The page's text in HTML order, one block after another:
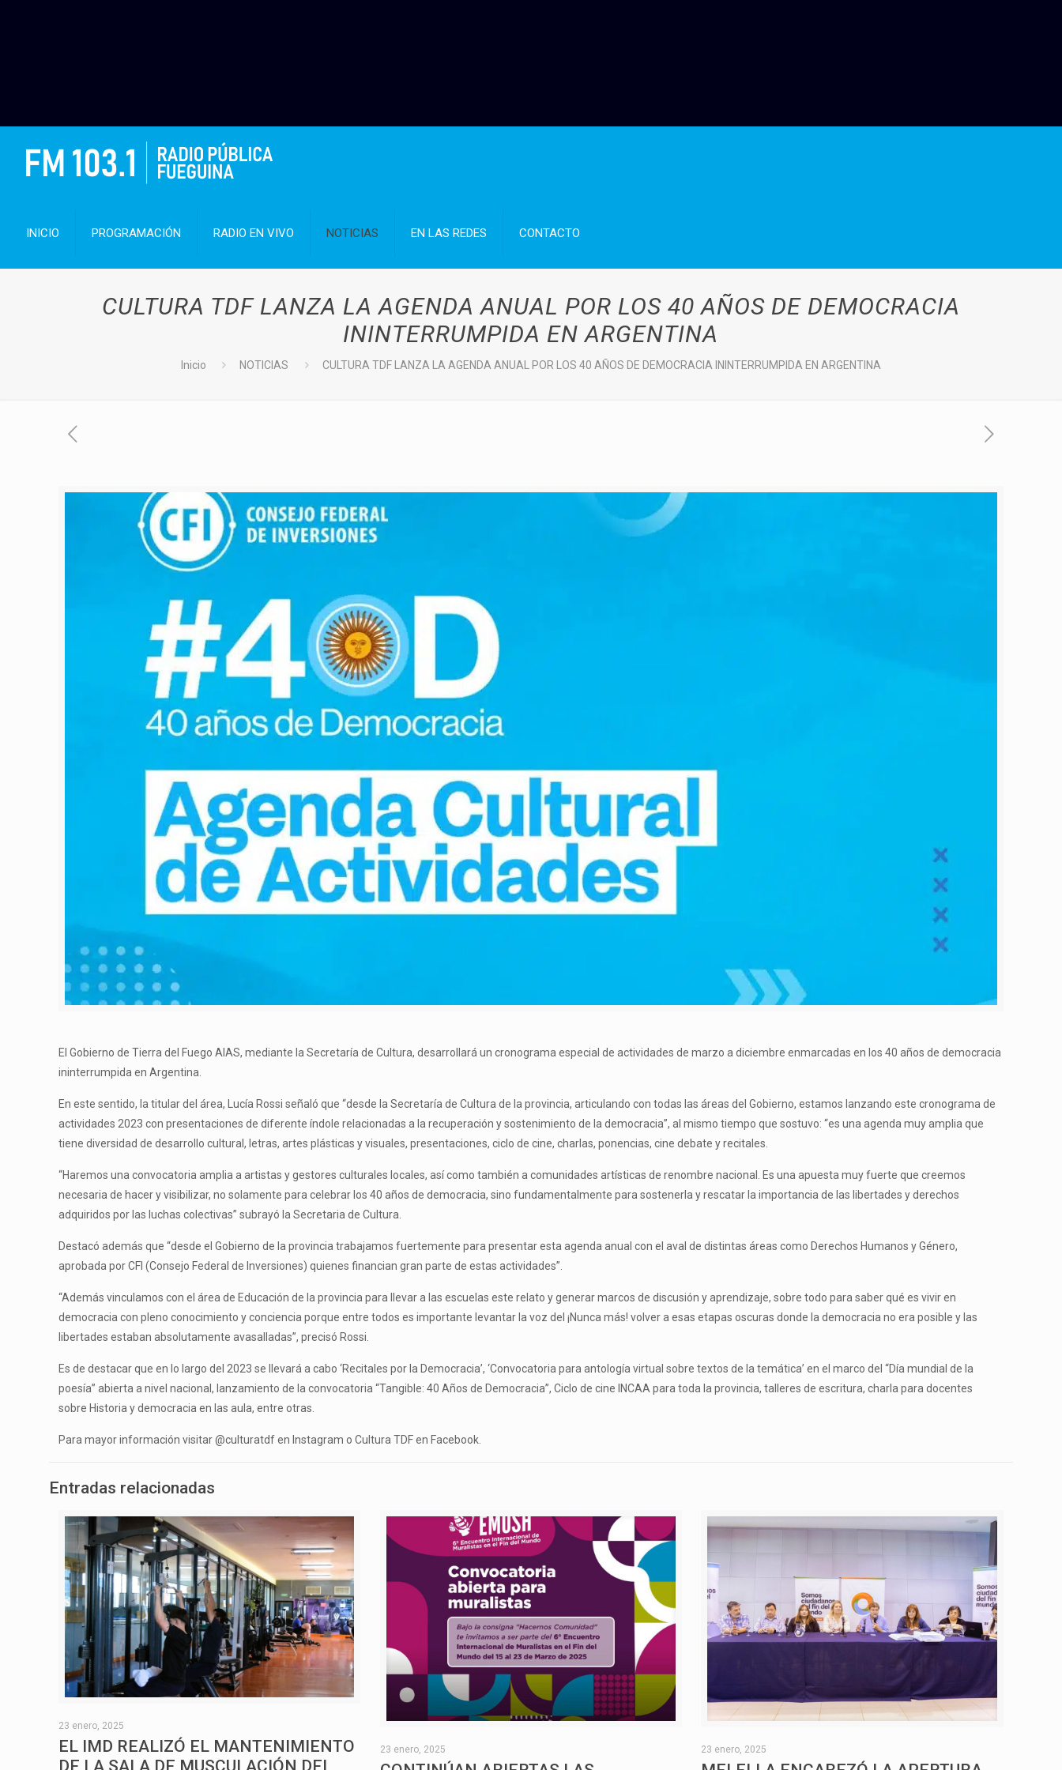
INICIO PROGRAMACIÓN RADIO EN VIVO NOTICIAS EN LAS REDES CONTACTO
CULTURA TDF LANZA LA AGENDA ANUAL POR LOS 40 AÑOS DE DEMOCRACIA
ININTERRUMPIDA EN ARGENTINA
Inicio NOTICIAS CULTURA TDF LANZA LA AGENDA ANUAL POR LOS 40 AÑOS DE DEMOCRACIA ININTERRUMPIDA EN ARGENTINA
El Gobierno de Tierra del Fuego AIAS, mediante la Secretaría de Cultura, desarrollará un cronograma especial de actividades de marzo a diciembre enmarcadas en los 40 años de democracia
ininterrumpida en Argentina.
En este sentido, la titular del área, Lucía Rossi señaló que “desde la Secretaría de Cultura de la provincia, articulando con todas las áreas del Gobierno, estamos lanzando este cronograma de
actividades 2023 con presentaciones de diferente índole relacionadas a la recuperación y sostenimiento de la democracia”, al mismo tiempo que sostuvo: “es una agenda muy amplia que
tiene diversidad de desarrollo cultural, letras, artes plásticas y visuales, presentaciones, ciclo de cine, charlas, ponencias, cine debate y recitales.
“Haremos una convocatoria amplia a artistas y gestores culturales locales, así como también a comunidades artísticas de renombre nacional. Es una apuesta muy fuerte que creemos
necesaria de hacer y visibilizar, no solamente para celebrar los 40 años de democracia, sino fundamentalmente para sostenerla y rescatar la importancia de las libertades y derechos
adquiridos por las luchas colectivas” subrayó la Secretaria de Cultura.
Destacó además que “desde el Gobierno de la provincia trabajamos fuertemente para presentar esta agenda anual con el aval de distintas áreas como Derechos Humanos y Género,
aprobada por CFI (Consejo Federal de Inversiones) quienes financian gran parte de estas actividades”.
“Además vinculamos con el área de Educación de la provincia para llevar a las escuelas este relato y generar marcos de discusión y aprendizaje, sobre todo para saber qué es vivir en
democracia con pleno conocimiento y conciencia porque entre todos es importante levantar la voz del ¡Nunca más! volver a esas etapas oscuras donde la democracia no era posible y las
libertades estaban absolutamente avasalladas”, precisó Rossi.
Es de destacar que en lo largo del 2023 se llevará a cabo ‘Recitales por la Democracia’, ‘Convocatoria para antología virtual sobre textos de la temática’ en el marco del “Día mundial de la
poesía” abierta a nivel nacional, lanzamiento de la convocatoria “Tangible: 40 Años de Democracia”, Ciclo de cine INCAA para toda la provincia, talleres de escritura, charla para docentes
sobre Historia y democracia en las aula, entre otras.
Para mayor información visitar @culturatdf en Instagram o Cultura TDF en Facebook.
Entradas relacionadas
23 enero, 2025
EL IMD REALIZÓ EL MANTENIMIENTO
DE LA SALA DE MUSCULACIÓN DEL
23 enero, 2025 23 enero, 2025